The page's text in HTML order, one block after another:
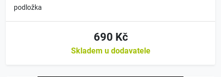
podložka
690 Kč
Skladem u dodavatele